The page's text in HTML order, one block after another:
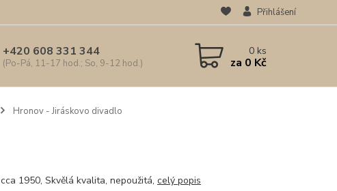
Přihlášení
+420 608 331 344
(Po-Pá, 11-17 hod.; So, 9-12 hod.)
0ks
za 0 Kč
Hronov - Jiráskovo divadlo
cca 1950, Skvělá kvalita, nepoužitá, celý popis